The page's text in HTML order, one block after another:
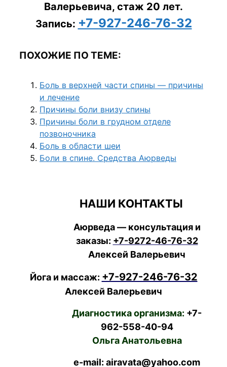
Валерьевича, стаж 20 лет.
Запись: +7-927-246-76-32
ПОХОЖИЕ ПО ТЕМЕ:
Боль в верхней части спины — причины
и лечение
Причины боли внизу спины
Причины боли в грудном отделе
позвоночника
Боль в области шеи
Боли в спине. Средства Аюрведы
НАШИ КОНТАКТЫ
Аюрведа — консультация и
заказы: +7-9272-46-76-32
Алексей Валерьевич
Йога и массаж: +7-927-246-76-32
Алексей Валерьевич
Диагностика организма: +7-
962-558-40-94
Ольга Анатольевна
e-mail: airavata@yahoo.com